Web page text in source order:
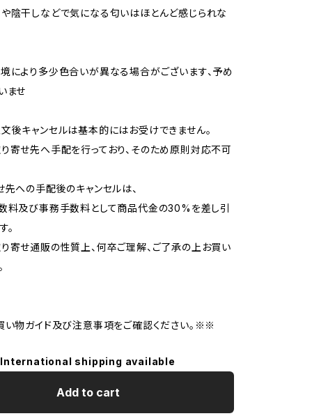
陰干しなどで気になる匂いはほとんど感じられな
により多少色合いが異なる場合がございます、予め
ませ
後キャンセルは基本的にはお受けできません。
寄せ先へ手配を行っており、そのため原則対応不可
先への手配後のキャンセルは、
料及び事務手数料として商品代金の30%を差し引
。
寄せ通販の性質上、何卒ご理解、ご了承の上お買い
物ガイド及び注意事項をご確認ください。※※
International shipping available
Add to cart